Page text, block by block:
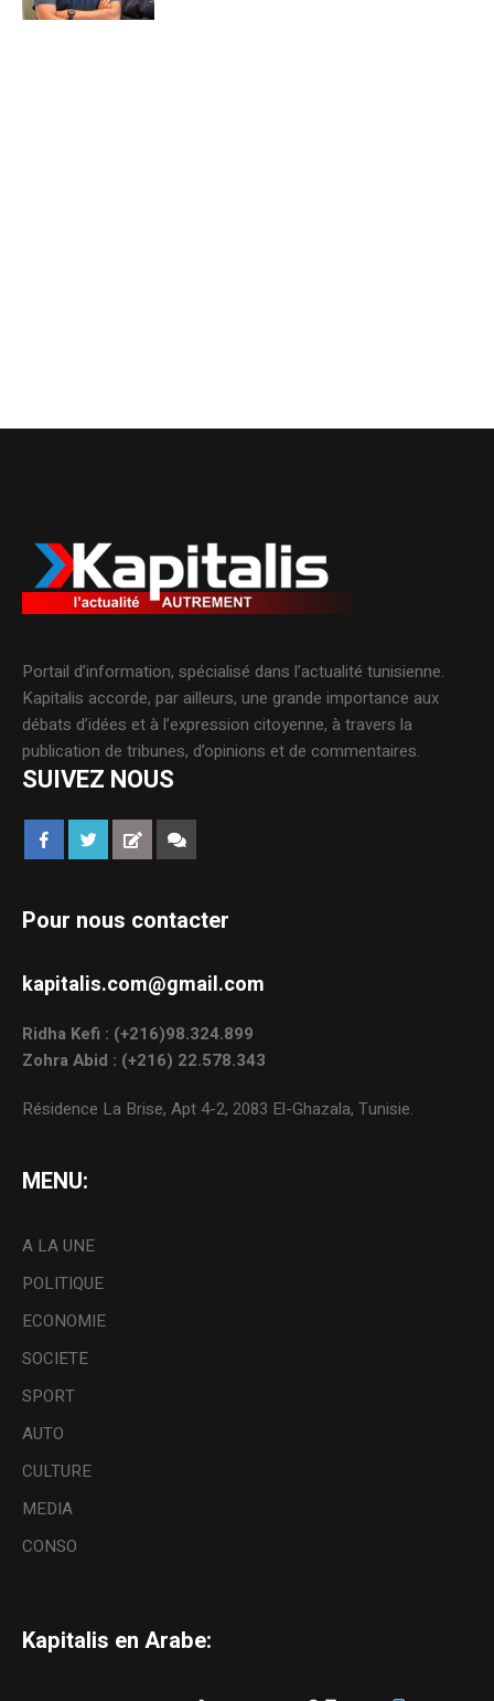
Portail d’information, spécialisé dans l’actualité tunisienne.
Kapitalis accorde, par ailleurs, une grande importance aux
débats d’idées et à l’expression citoyenne, à travers la
publication de tribunes, d’opinions et de commentaires.
SUIVEZ NOUS
Pour nous contacter
kapitalis.com@gmail.com
Ridha Kefi : (+216)98.324.899
Zohra Abid : (+216) 22.578.343
Résidence La Brise, Apt 4-2, 2083 El-Ghazala, Tunisie.
MENU:
A LA UNE
POLITIQUE
ECONOMIE
SOCIETE
SPORT
AUTO
CULTURE
MEDIA
CONSO
Kapitalis en Arabe: